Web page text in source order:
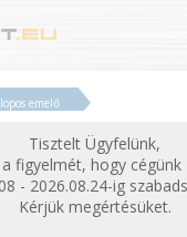
Tisztelt Ügyfelünk,
a figyelmét, hogy
- 2026.08.24-ig
Kérjük megértésüket.
emelő
Termékek szűrése
emelő